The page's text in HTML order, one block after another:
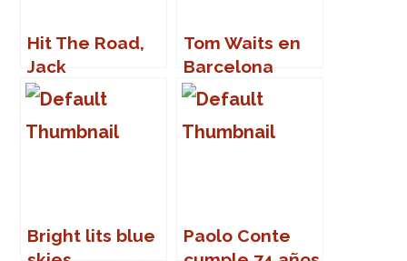
Hit The Road,
Jack
Tom Waits en
Barcelona
Bright lits blue
Paolo Conte